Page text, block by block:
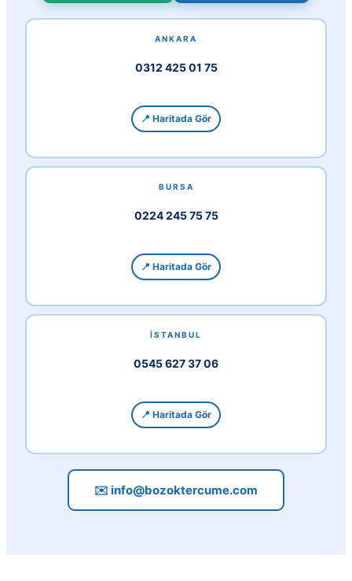
ANKARA
0312 425 01 75
📍 Haritada Gör
BURSA
0224 245 75 75
📍 Haritada Gör
İSTANBUL
0545 627 37 06
📍 Haritada Gör
✉️ info@bozoktercume.com